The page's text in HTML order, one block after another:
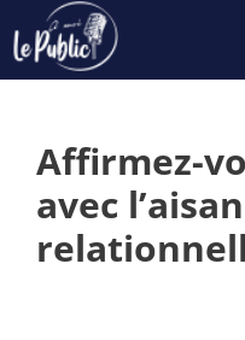
au
contenu
Affirmez-
avec